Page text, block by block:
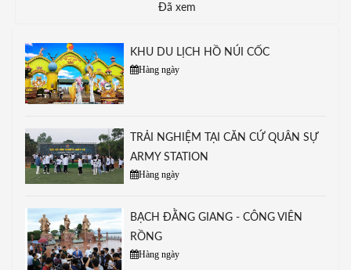
Đã xem
KHU DU LỊCH HỒ NÚI CỐC
Hàng ngày
TRẢI NGHIỆM TẠI CĂN CỨ QUÂN SỰ
ARMY STATION
Hàng ngày
BẠCH ĐẰNG GIANG - CÔNG VIÊN
RỒNG
Hàng ngày